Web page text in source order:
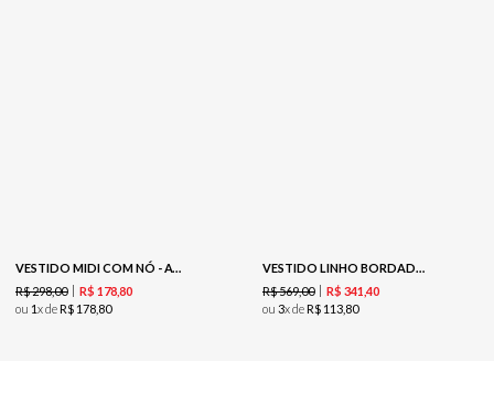
VESTIDO MIDI COM NÓ - AVEIA
R$298,00 R$ 17880
ou 1x deR$ 178 80
VESTIDO LINHO BORDADO FLORES - MASCAVO
R$569,00 R$ 341 40
ou 3x deR$ 113 80